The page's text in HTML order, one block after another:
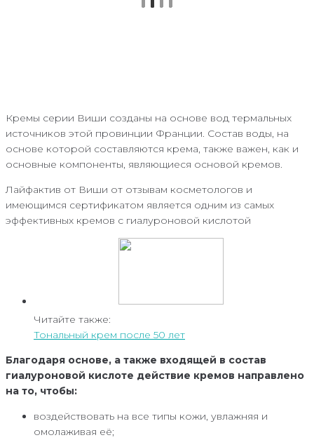
Кремы серии Виши созданы на основе вод термальных
источников этой провинции Франции. Состав воды, на
основе которой составляются крема, также важен, как и
основные компоненты, являющиеся основой кремов.
Лайфактив от Виши от отзывам косметологов и
имеющимся сертификатом является одним из самых
эффективных кремов с гиалуроновой кислотой
Читайте также:
Тональный крем после 50 лет
Благодаря основе, а также входящей в состав
гиалуроновой кислоте действие кремов направлено
на то, чтобы:
воздействовать на все типы кожи, увлажняя и
омолаживая её;